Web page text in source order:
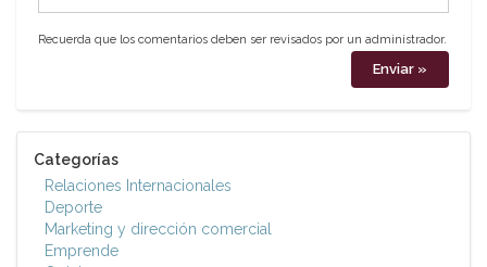
Recuerda que los comentarios deben ser revisados por un administrador.
Categorías
Relaciones Internacionales
Deporte
Marketing y dirección comercial
Emprende